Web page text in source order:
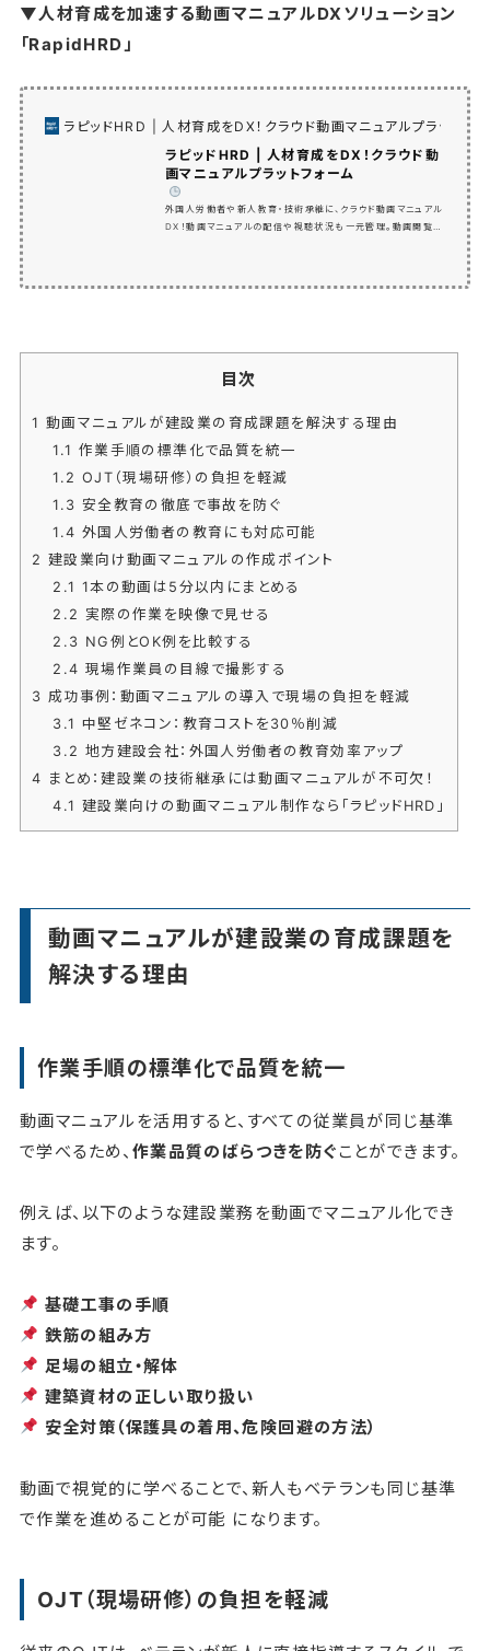
▼人材育成を加速する動画マニュアルDXソリューション
「RapidHRD」
ラピッドHRD | 人材育成をDX！クラウド動画マニュアルプラットフォ
ラピッドHRD | 人材育成をDX！クラウド動
画マニュアルプラットフォーム
️
外国人労働者や新人教育・技術承継に、クラウド動画マニュアル
DX！動画マニュアルの配信や視聴状況も一元管理。動画閲覧に
目次
1 動画マニュアルが建設業の育成課題を解決する理由
1.1 作業手順の標準化で品質を統一
1.2 OJT（現場研修）の負担を軽減
1.3 安全教育の徹底で事故を防ぐ
1.4 外国人労働者の教育にも対応可能
2 建設業向け動画マニュアルの作成ポイント
2.1 1本の動画は5分以内にまとめる
2.2 実際の作業を映像で見せる
2.3 NG例とOK例を比較する
2.4 現場作業員の目線で撮影する
3 成功事例：動画マニュアルの導入で現場の負担を軽減
3.1 中堅ゼネコン：教育コストを30％削減
3.2 地方建設会社：外国人労働者の教育効率アップ
4 まとめ：建設業の技術継承には動画マニュアルが不可欠！
4.1 建設業向けの動画マニュアル制作なら「ラピッドHRD」
動画マニュアルが建設業の育成課題を
解決する理由
作業手順の標準化で品質を統一
動画マニュアルを活用すると、すべての従業員が同じ基準
で学べるため、 作業品質のばらつきを防ぐことができます。
例えば、以下のような建設業務を動画でマニュアル化でき
ます。
基礎工事の手順
鉄筋の組み方
足場の組立・解体
建築資材の正しい取り扱い
安全対策（保護具の着用、危険回避の方法）
動画で視覚的に学べることで、新人もベテランも同じ基準
で作業を進めることが可能 になります。
OJT（現場研修）の負担を軽減